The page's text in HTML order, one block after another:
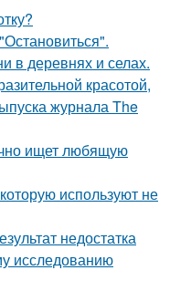
в деревнях и селах.
красотой,
журнала The
ищет любящую
используют не
недостатка
исследованию